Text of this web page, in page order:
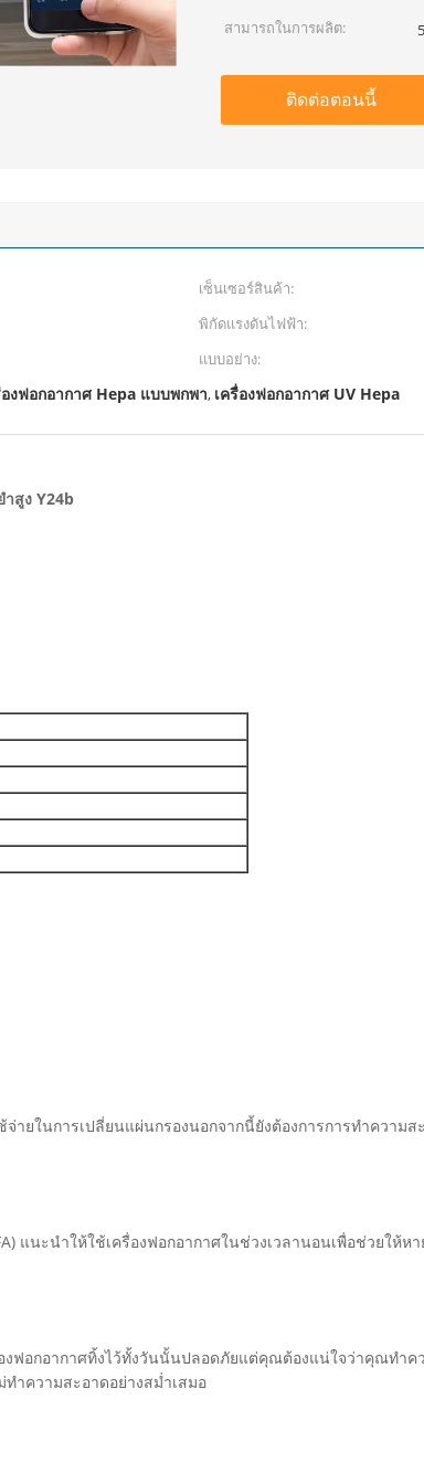
สามารถในการผลิต:
ติดต่อตอนนี้
เซ็นเซอร์สินค้า:
พิกัดแรงดันไฟฟ้า:
แบบอย่าง:
องฟอกอากาศ Hepa แบบพกพา, เครื่องฟอกอากาศ UV Hepa
สูง Y24b
ายในการเปลี่ยนแผ่นกรองนอกจากนี้ยังต้องการการทำควา
แนะนำให้ใช้เครื่องฟอกอากาศในช่วงเวลานอนเพื่อช่วยใ
งฟอกอากาศทิ้งไว้ทั้งวันนั้นปลอดภัยแต่คุณต้องแน่ใจว่าคุณทำ
ำความสะอาดอย่างสม่ำเสมอ